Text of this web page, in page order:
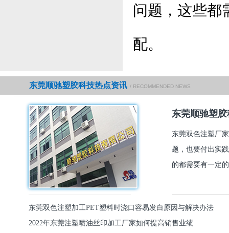
问题，这些都
配。
东莞顺驰塑胶科技热点资讯 / RECOMMENDED NEWS
东莞顺驰塑
东莞双色注塑厂
题，也要付出实
的都需要有一定
东莞双色注塑加工PET塑料时浇口容易发白原因与解决办法
2022年东莞注塑喷油丝印加工厂家如何提高销售业绩